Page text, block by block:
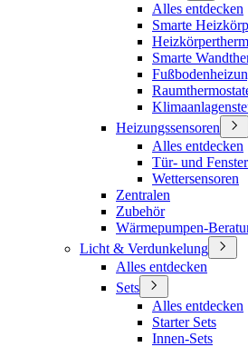
Alles entdecken
Smarte
Smarte
Heizungssensoren
Alles entdecken
Tür- und
Wettersensoren
Zentralen
Zubehör
Wärmepumpen-
Licht & Verdunkelung
Alles entdecken
Sets
Alles entdecken
Starter Sets
Innen-Sets